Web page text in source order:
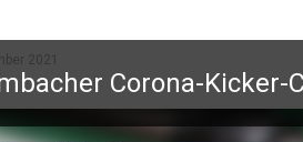
Corona-Kicker-